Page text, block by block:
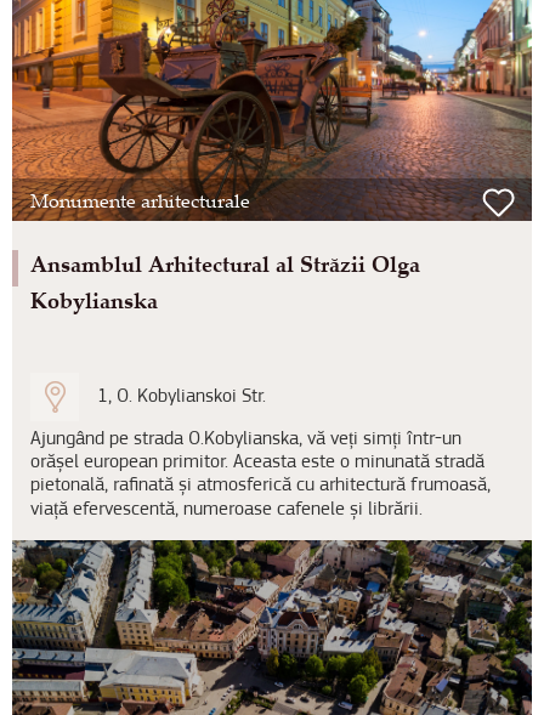
Monumente arhitecturale
Ansamblul Arhitectural al Străzii Olga
Kobylianska
1, O. Kobylianskoi Str.
Ajungând pe strada O.Kobylianska, vă veți simți într-un
orășel european primitor. Aceasta este o minunată stradă
pietonală, rafinată și atmosferică cu arhitectură frumoasă,
viață efervescentă, numeroase cafenele și librării.